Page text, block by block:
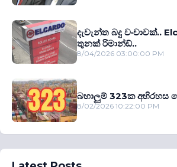
දැවැන්ත බදු වංචාවක්..
තුනක් රිමාන්ඩ්..
8/04/2026 03:00:00 PM
බහාලුම් 323ක අභිරහස
8/02/2026 10:22:00 PM